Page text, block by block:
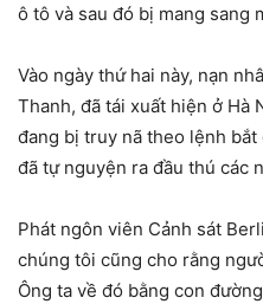
ô tô và sau đó bị mang sang
Vào ngày thứ hai này, nạn
Thanh, đã tái xuất hiện ở Hà
đang bị truy nã theo lệnh
đã tự nguyện ra đầu thú các
Phát ngôn viên Cảnh sát
chúng tôi cũng cho rằng
Ông ta về đó bằng con